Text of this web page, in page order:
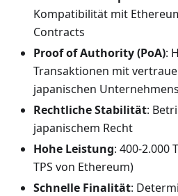
Kompatibilität mit
Contracts
Proof of Authority (PoA):
Transaktionen mit
japanischen
Rechtliche Stabilität:
japanischem Recht
Hohe Leistung: 400-2.000
TPS von Ethereum)
Schnelle Finalität: